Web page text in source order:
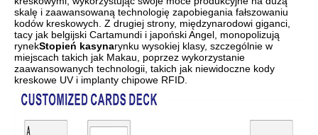
skalę i zaawansowaną technologię zapobiegania fałszowaniu
kodów kreskowych. Z drugiej strony, międzynarodowi giganci,
tacy jak belgijski Cartamundi i japoński Angel, monopolizują
rynekStopień kasynarynku wysokiej klasy, szczególnie w
miejscach takich jak Makau, poprzez wykorzystanie
zaawansowanych technologii, takich jak niewidoczne kody
kreskowe UV i implanty chipowe RFID.